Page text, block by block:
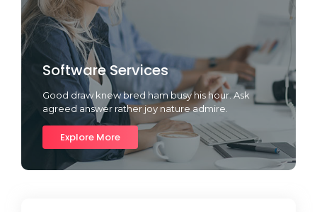
Software Services
Good draw knew bred ham busy his hour. Ask
agreed answer rather joy nature admire.
Explore More